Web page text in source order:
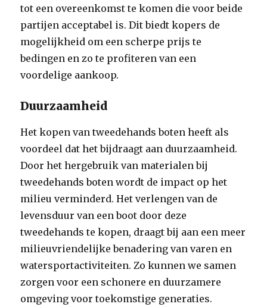
tot een overeenkomst te komen die voor beide
partijen acceptabel is. Dit biedt kopers de
mogelijkheid om een scherpe prijs te
bedingen en zo te profiteren van een
voordelige aankoop.
Duurzaamheid
Het kopen van tweedehands boten heeft als
voordeel dat het bijdraagt aan duurzaamheid.
Door het hergebruik van materialen bij
tweedehands boten wordt de impact op het
milieu verminderd. Het verlengen van de
levensduur van een boot door deze
tweedehands te kopen, draagt bij aan een meer
milieuvriendelijke benadering van varen en
watersportactiviteiten. Zo kunnen we samen
zorgen voor een schonere en duurzamere
omgeving voor toekomstige generaties.